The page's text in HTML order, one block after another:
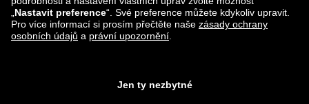
Sledujte nás také
na